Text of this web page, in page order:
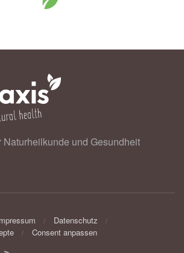
Naturheilkunde und Gesundheit
Datenschutz
Consent anpassen